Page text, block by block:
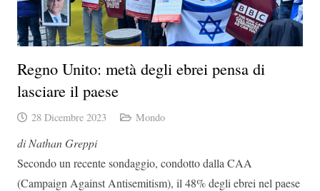
Regno Unito: metà degli ebrei pensa di
lasciare il paese
28 Dicembre 2023 Mondo
di Nathan Greppi
Secondo un recente sondaggio, condotto dalla CAA
(Campaign Against Antisemitism), il 48% degli ebrei nel paese